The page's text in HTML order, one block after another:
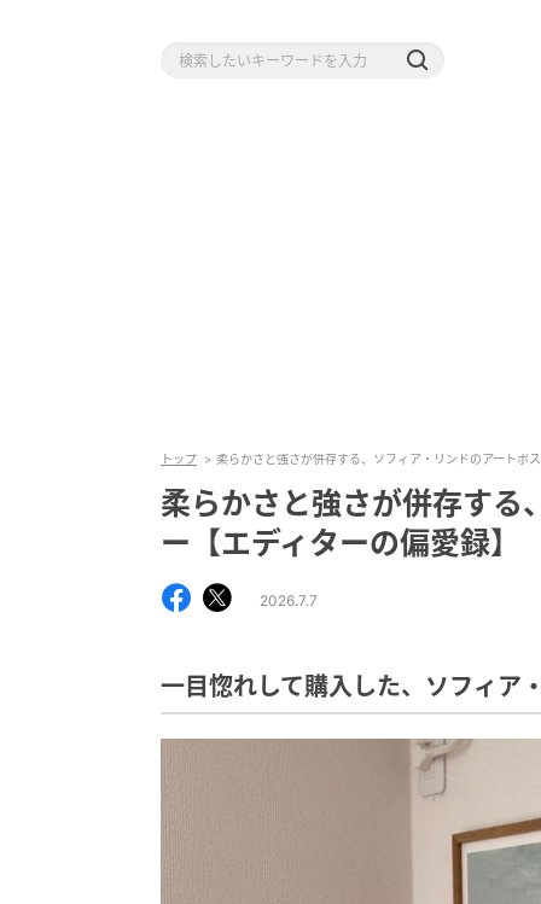
トップ 柔らかさと強さが併存する、ソフィア・リンドのアートポ
柔らかさと強さが併存する
ー【エディターの偏愛録】
2026.7.7
一目惚れして購入した、ソフィア